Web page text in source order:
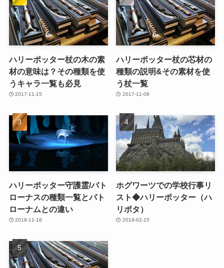
ハリーポッター杖の木の素
材の意味は？その種類を使
うキャラ一覧も必見
2017-11-15
ハリーポッター杖の芯材の
種類の説明&その素材を使
う杖一覧
2017-11-08
ハリーポッター守護霊/パト
ローナスの種類一覧とパト
ローナムとの違い
2018-11-18
ホグワーツでの学校行事リ
スト◆ハリーポッター（ハ
リポタ）
2019-02-15